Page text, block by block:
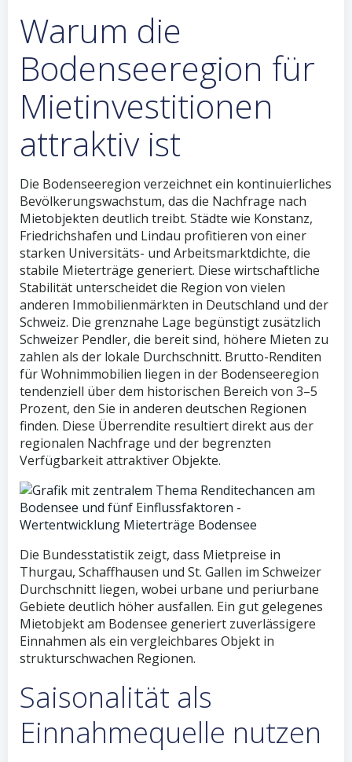
Warum die
Bodenseeregion für
Mietinvestitionen
attraktiv ist
Die Bodenseeregion verzeichnet ein kontinuierliches
Bevölkerungswachstum, das die Nachfrage nach
Mietobjekten deutlich treibt. Städte wie Konstanz,
Friedrichshafen und Lindau profitieren von einer
starken Universitäts- und Arbeitsmarktdichte, die
stabile Mieterträge generiert. Diese wirtschaftliche
Stabilität unterscheidet die Region von vielen
anderen Immobilienmärkten in Deutschland und der
Schweiz. Die grenznahe Lage begünstigt zusätzlich
Schweizer Pendler, die bereit sind, höhere Mieten zu
zahlen als der lokale Durchschnitt. Brutto-Renditen
für Wohnimmobilien liegen in der Bodenseeregion
tendenziell über dem historischen Bereich von 3–5
Prozent, den Sie in anderen deutschen Regionen
finden. Diese Überrendite resultiert direkt aus der
regionalen Nachfrage und der begrenzten
Verfügbarkeit attraktiver Objekte.
Die Bundesstatistik zeigt, dass Mietpreise in
Thurgau, Schaffhausen und St. Gallen im Schweizer
Durchschnitt liegen, wobei urbane und periurbane
Gebiete deutlich höher ausfallen. Ein gut gelegenes
Mietobjekt am Bodensee generiert zuverlässigere
Einnahmen als ein vergleichbares Objekt in
strukturschwachen Regionen.
Saisonalität als
Einnahmequelle nutzen